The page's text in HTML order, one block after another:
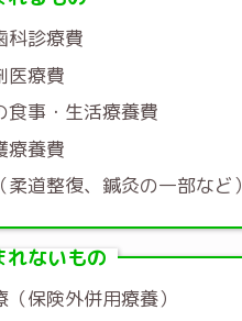
科診療費
医療費
食事・生活療養費
療養費
柔道整復、鍼灸の一部など）
れないもの
（保険外併用療養）